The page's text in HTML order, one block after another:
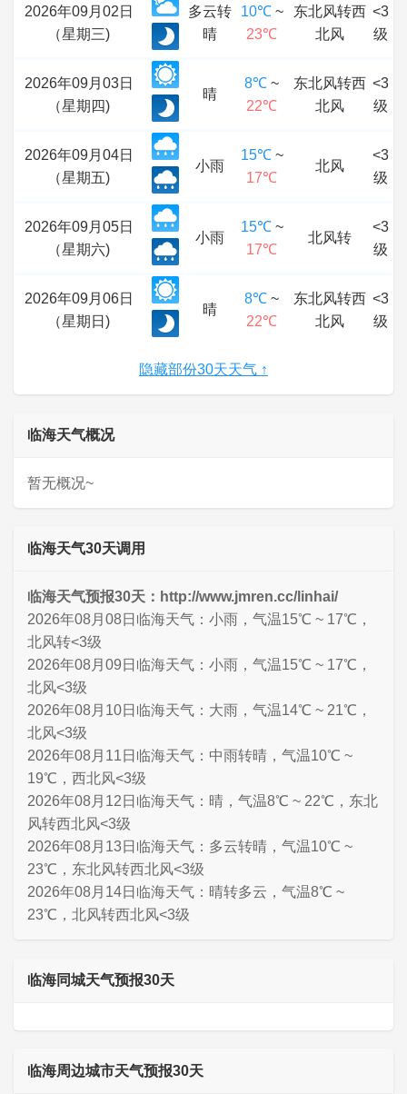
2026年09月02日
（星期三)
多云转
晴
10℃~
23℃
东北风转西
北风
<3
级
2026年09月03日
（星期四)
晴
8℃ ~
22℃
东北风转西
北风
<3
级
2026年09月04日
（星期五)
小雨
15℃~
17℃
北风
<3
级
2026年09月05日
（星期六)
小雨
15℃~
17℃
北风转
<3
级
2026年09月06日
（星期日)
晴
8℃ ~
22℃
东北风转西
北风
<3
级
隐藏部份30天天气 ↑
临海天气概况
暂无概况~
临海天气30天调用
临海天气预报30天：http://www.jmren.cc/linhai/
2026年08月08日临海天气：小雨，气温15℃ ~ 17℃，
北风转<3级
2026年08月09日临海天气：小雨，气温15℃ ~ 17℃，
北风<3级
2026年08月10日临海天气：大雨，气温14℃ ~ 21℃，
北风<3级
2026年08月11日临海天气：中雨转晴，气温10℃ ~
19℃，西北风<3级
2026年08月12日临海天气：晴，气温8℃ ~ 22℃，东北
风转西北风<3级
2026年08月13日临海天气：多云转晴，气温10℃ ~
23℃，东北风转西北风<3级
2026年08月14日临海天气：晴转多云，气温8℃ ~
23℃，北风转西北风<3级
临海同城天气预报30天
临海周边城市天气预报30天